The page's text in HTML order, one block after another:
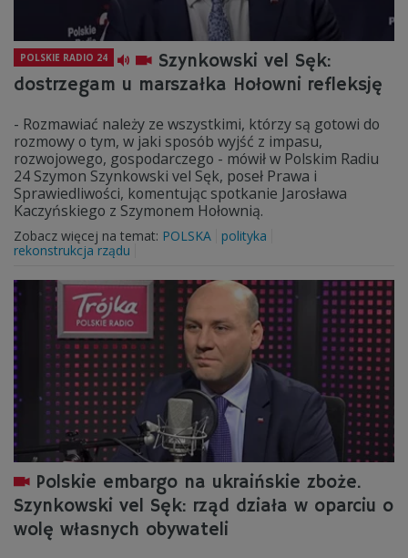
POLSKIE RADIO 24
Szynkowski vel Sęk:
dostrzegam u marszałka Hołowni refleksję
- Rozmawiać należy ze wszystkimi, którzy są gotowi do
rozmowy o tym, w jaki sposób wyjść z impasu,
rozwojowego, gospodarczego - mówił w Polskim Radiu
24 Szymon Szynkowski vel Sęk, poseł Prawa i
Sprawiedliwości, komentując spotkanie Jarosława
Kaczyńskiego z Szymonem Hołownią.
Zobacz więcej na temat: POLSKA
polityka
rekonstrukcja rządu
Polskie embargo na ukraińskie zboże.
Szynkowski vel Sęk: rząd działa w oparciu o
wolę własnych obywateli